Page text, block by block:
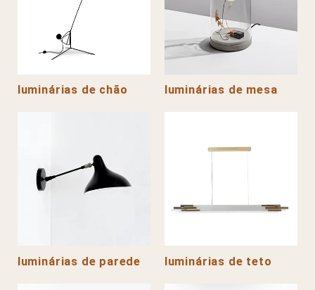
luminárias de chão luminárias de mesa
luminárias de parede luminárias de teto